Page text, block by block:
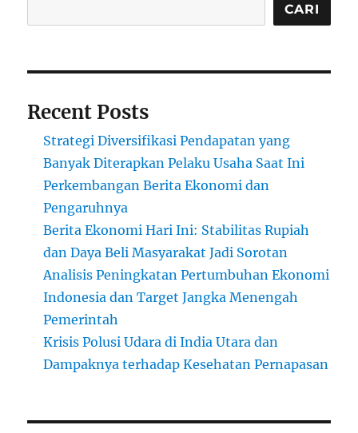
CARI
Recent Posts
Strategi Diversifikasi Pendapatan yang
Banyak Diterapkan Pelaku Usaha Saat Ini
Perkembangan Berita Ekonomi dan
Pengaruhnya
Berita Ekonomi Hari Ini: Stabilitas Rupiah
dan Daya Beli Masyarakat Jadi Sorotan
Analisis Peningkatan Pertumbuhan Ekonomi
Indonesia dan Target Jangka Menengah
Pemerintah
Krisis Polusi Udara di India Utara dan
Dampaknya terhadap Kesehatan Pernapasan